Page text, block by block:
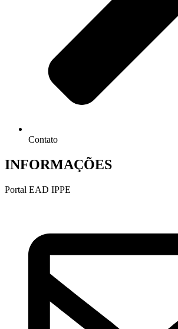
Contato
INFORMAÇÕES
Portal EAD IPPE